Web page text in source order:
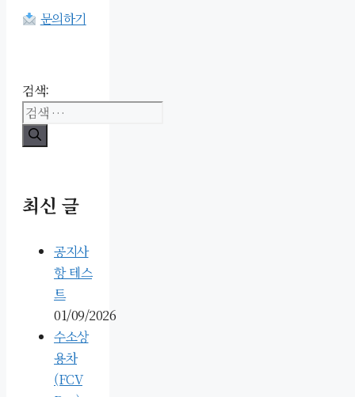
문의하기
검색:
최신 글
공지사
항 테스
트
01/09/2026
수소상
용차
(FCV